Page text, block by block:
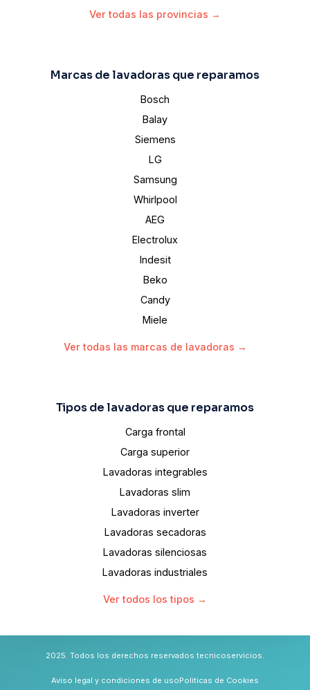
Ver todas las provincias →
Marcas de lavadoras que reparamos
Bosch
Balay
Siemens
LG
Samsung
Whirlpool
AEG
Electrolux
Indesit
Beko
Candy
Miele
Ver todas las marcas de lavadoras →
Tipos de lavadoras que reparamos
Carga frontal
Carga superior
Lavadoras integrables
Lavadoras slim
Lavadoras inverter
Lavadoras secadoras
Lavadoras silenciosas
Lavadoras industriales
Ver todos los tipos →
2025. Todos los derechos reservados tecnicoservicios.
Aviso legal y condiciones de usoPoliticas de Cookies